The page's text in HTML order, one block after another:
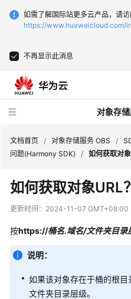
如需了解国际站更多云产品，请访
https://www.huaweicloud.com/
不再显示此消息
对象存
最
新
动
服
务
告
文档首页 / 对象存储服务 OBS /
问题(Harmony SDK)
/ 如何获取对
如何获取对象
更新时间： 2024-11-07 GMT+08:00
按https://桶名.域名/文件夹目录
说明：
如果该对象存在于桶的根
文件夹目录层级。